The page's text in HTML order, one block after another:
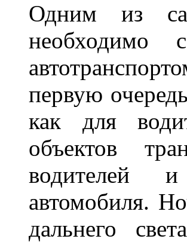
Одним из
необходимо
первую
как для
объектов
водителей
автомобиля.
дальнего